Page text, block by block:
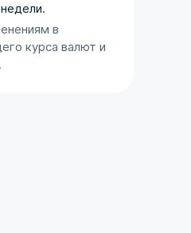
в
курса валют и